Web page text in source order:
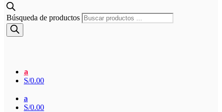
Búsqueda de productos
a
S/0.00
a
S/0.00